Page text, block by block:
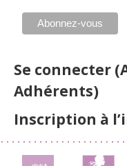
Se connecter
Adhérents)
Inscription à